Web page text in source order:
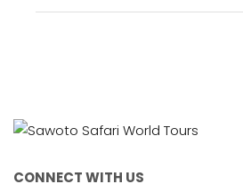
CONNECT WITH US